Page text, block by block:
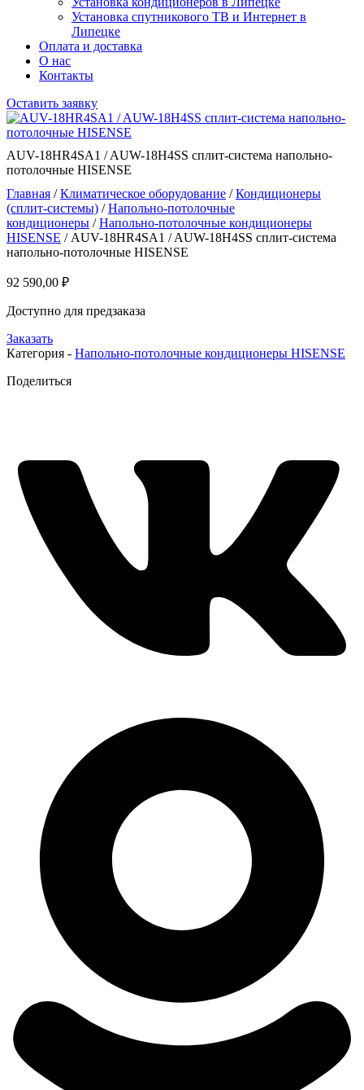
Установка спутникового ТВ и Интернет в
Липецке
Оплата и доставка
О нас
Контакты
Оставить заявку
AUV-18HR4SA1 / AUW-18H4SS сплит-система напольно-
потолочные HISENSE
Главная /Климатическое оборудование /Кондиционеры
(сплит-системы) /Напольно-потолочные
кондиционеры /Напольно-потолочные кондиционеры
HISENSE / AUV-18HR4SA1 / AUW-18H4SS сплит-система
напольно-потолочные HISENSE
92 590,00 ₽
Доступно для предзаказа
Заказать
Категория - Напольно-потолочные кондиционеры HISENSE
Поделиться